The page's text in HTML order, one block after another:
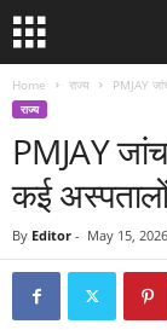
Home राज्य PMJAY
राज्य
PMJAY
कई
By Editor - May 15, 2026